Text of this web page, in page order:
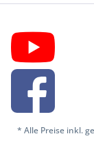
* Alle Preise inkl.